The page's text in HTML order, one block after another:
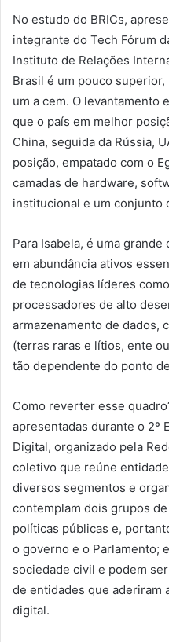
No estudo do BRICs,
integrante do Tech Fórum
Instituto de Relações
Brasil é um pouco
um a cem. O levantamento
que o país em melhor
China, seguida da Rússia,
posição, empatado com o
camadas de hardware,
institucional e um conjunto
Para Isabela, é uma
em abundância ativos
de tecnologias líderes
processadores de alto
armazenamento de dados,
(terras raras e lítios, ente
tão dependente do ponto
Como reverter esse
apresentadas durante o 2º
Digital, organizado pela
coletivo que reúne
diversos segmentos e
contemplam dois grupos
políticas públicas e,
o governo e o Parlamento;
sociedade civil e podem
de entidades que aderiram
digital.